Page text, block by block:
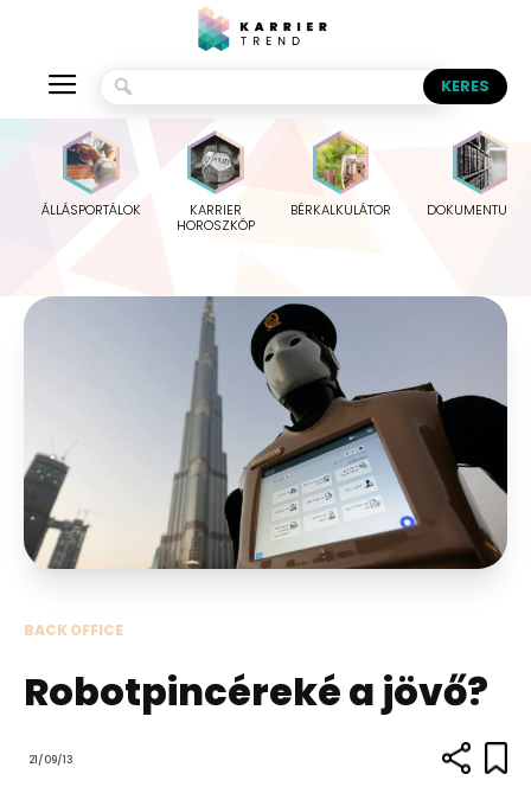
ÁLLÁSPORTÁLOK
KARRIER
HOROSZKÓP
BÉRKALKULÁTOR
BACK OFFICE
Robotpincéreké a jövő?
21/09/13